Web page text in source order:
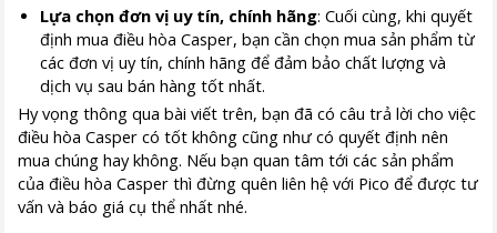
Lựa chọn đơn vị uy tín, chính hãng: Cuối cùng, khi quyết
định mua điều hòa Casper, bạn cần chọn mua sản phẩm từ
các đơn vị uy tín, chính hãng để đảm bảo chất lượng và
dịch vụ sau bán hàng tốt nhất.
Hy vọng thông qua bài viết trên, bạn đã có câu trả lời cho việc
điều hòa Casper có tốt không cũng như có quyết định nên
mua chúng hay không. Nếu bạn quan tâm tới các sản phẩm
của điều hòa Casper thì đừng quên liên hệ với Pico để được tư
vấn và báo giá cụ thể nhất nhé.